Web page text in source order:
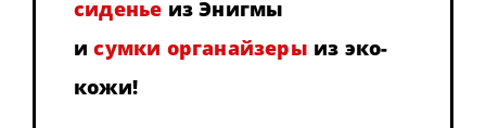
сиденье из Энигмы
исумки органайзеры из эко-
кожи!